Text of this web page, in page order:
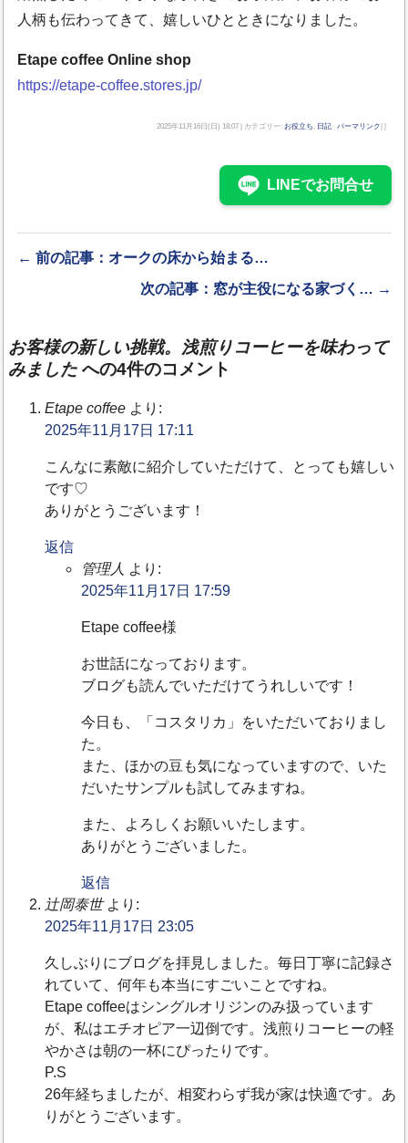
人柄も伝わってきて、嬉しいひとときになりました。
Etape coffee Online shop
https://etape-coffee.stores.jp/
2025年11月16日(日) 18:07 | カテゴリー: お役立ち, 日記 パーマリンク
LINEでお問合せ
← 前の記事：オークの床から始まる…
次の記事：窓が主役になる家づく… →
お客様の新しい挑戦。浅煎りコーヒーを味わって
みました への4件のコメント
Etape coffee より:
2025年11月17日 17:11
こんなに素敵に紹介していただけて、とっても嬉しい
です♡
ありがとうございます！
返信
管理人 より:
2025年11月17日 17:59
Etape coffee様
お世話になっております。
ブログも読んでいただけてうれしいです！
今日も、「コスタリカ」をいただいておりまし
た。
また、ほかの豆も気になっていますので、いた
だいたサンプルも試してみますね。
また、よろしくお願いいたします。
ありがとうございました。
返信
辻岡泰世 より:
2025年11月17日 23:05
久しぶりにブログを拝見しました。毎日丁寧に記録さ
れていて、何年も本当にすごいことですね。
Etape coffeeはシングルオリジンのみ扱っています
が、私はエチオピア一辺倒です。浅煎りコーヒーの軽
やかさは朝の一杯にぴったりです。
P.S
26年経ちましたが、相変わらず我が家は快適です。あ
りがとうございます。